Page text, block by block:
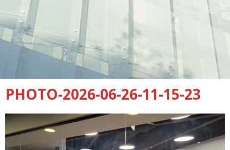
PHOTO-2026-06-26-11-15-23